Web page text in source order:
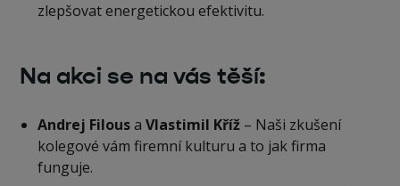
zlepšovat energetickou efektivitu.
Na akci se na vás těší:
Andrej FilousaVlastimil Kříž – Naši zkušení
kolegové vám firemní kulturu a to jak firma
funguje.